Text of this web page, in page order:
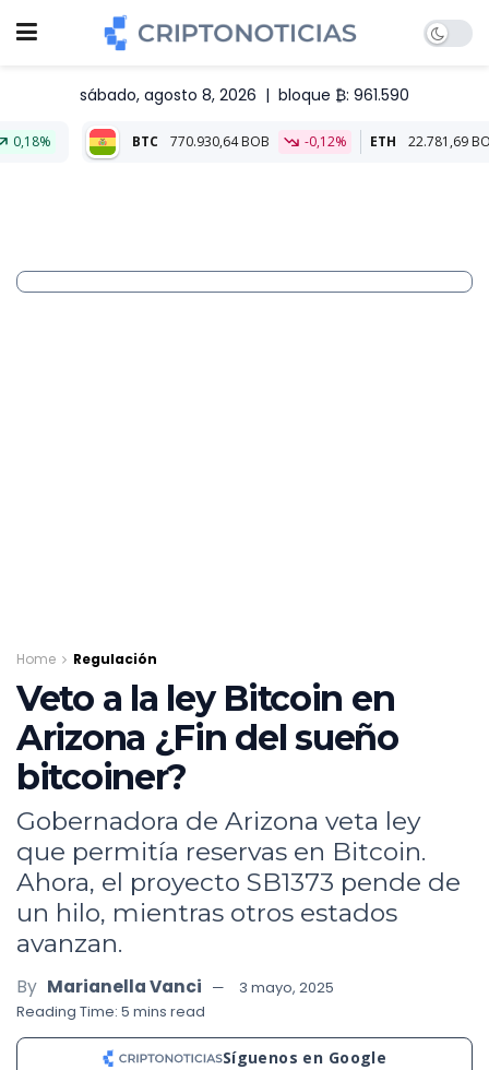
sábado, agosto 8, 2026 | bloque ₿: 961.590
BTC 770.930,64 BOB -0,12% ETH 22.781,69 BOB -0,14%
Home Regulación
Veto a la ley Bitcoin en
Arizona ¿Fin del sueño
bitcoiner?
Gobernadora de Arizona veta ley
que permitía reservas en Bitcoin.
Ahora, el proyecto SB1373 pende de
un hilo, mientras otros estados
avanzan.
By Marianella Vanci
3 mayo, 2025
Reading Time: 5 mins read
Síguenos en Google